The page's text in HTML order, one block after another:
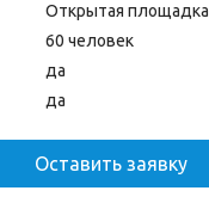
Открытая площадка
60 человек
да
да
Оставить заявку